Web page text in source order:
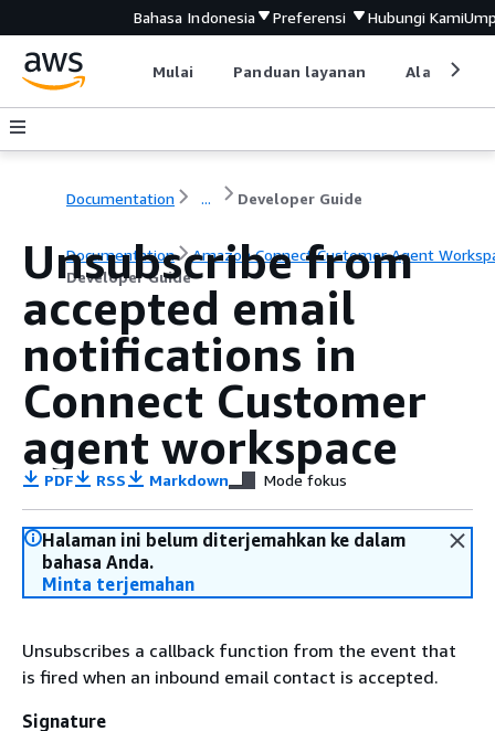
Bahasa Indonesia Preferensi Hubungi Kami
Mulai Panduan layanan Alat
Documentation ... Developer Guide
Documentation
Amazon Connect Customer Agent
Developer Guide
Unsubscribe from
accepted email
notifications in
Connect Customer
agent workspace
PDF RSS Markdown Mode fokus
Halaman ini belum diterjemahkan ke dalam
bahasa Anda.
Minta terjemahan
Unsubscribes a callback function from the event that
is fired when an inbound email contact is accepted.
Signature